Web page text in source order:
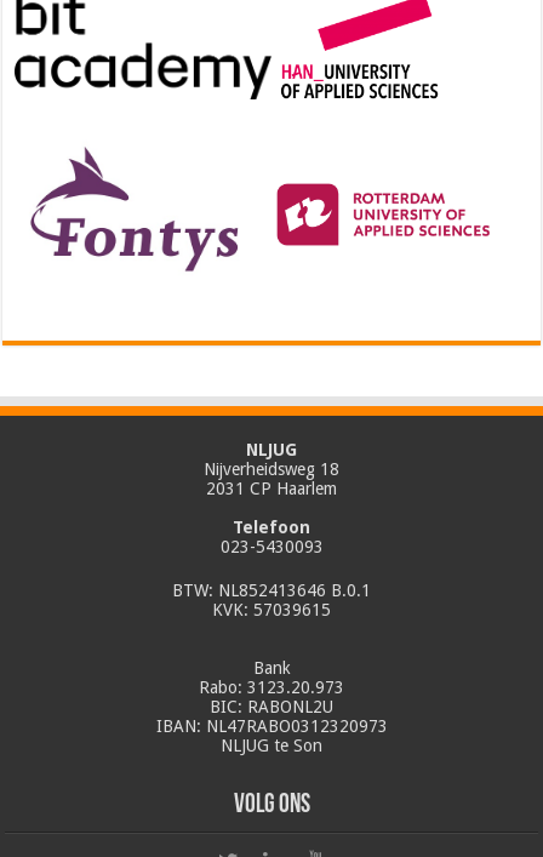
NLJUG
Nijverheidsweg 18
2031 CP Haarlem
Telefoon
023-5430093
BTW: NL852413646 B.0.1
KVK: 57039615
Bank
Rabo: 3123.20.973
BIC: RABONL2U
IBAN: NL47RABO0312320973
NLJUG te Son
Volg ons